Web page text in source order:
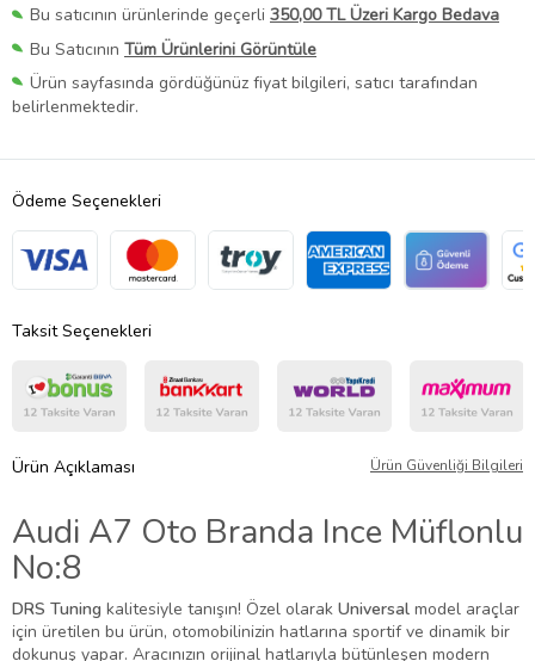
Bu satıcının ürünlerinde geçerli 350,00 TL Üzeri Kargo Bedava
Bu Satıcının Tüm Ürünlerini Görüntüle
Ürün sayfasında gördüğünüz fiyat bilgileri, satıcı tarafından
belirlenmektedir.
Ödeme Seçenekleri
Taksit Seçenekleri
Ürün Açıklaması Ürün Güvenliği Bilgileri
Audi A7 Oto Branda Ince Müflonlu
No:8
DRS Tuning kalitesiyle tanışın! Özel olarak Universal model araçlar
için üretilen bu ürün, otomobilinizin hatlarına sportif ve dinamik bir
dokunuş yapar. Aracınızın orijinal hatlarıyla bütünleşen modern